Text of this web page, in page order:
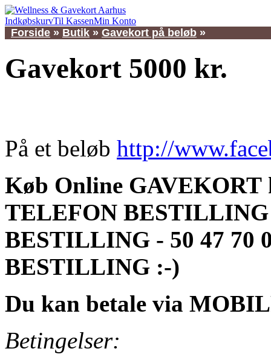
IndkøbskurvTil KassenMin Konto
Forside » Butik » Gavekort på beløb »
Gavekort 5000 kr.
På et beløb http://
Køb Online GAVEKORT
TELEFON BESTILLING
BESTILLING - 50 47 70
BESTILLING :-)
Du kan betale via
Betingelser: